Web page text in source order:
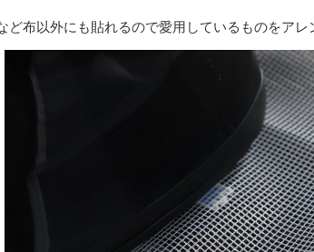
ど布以外にも貼れるので愛用しているものをアレ